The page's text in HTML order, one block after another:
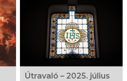
Útravaló – 2025. július